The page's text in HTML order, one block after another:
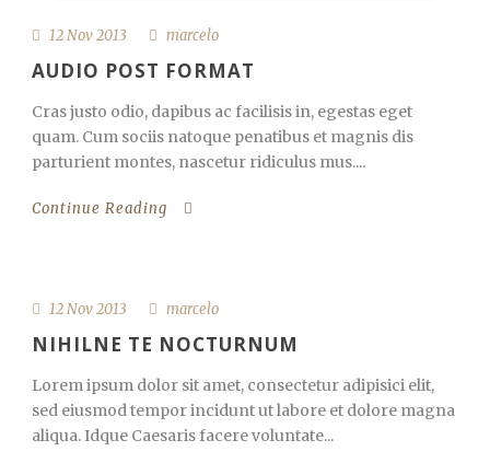
12 Nov 2013 marcelo
AUDIO POST FORMAT
Cras justo odio, dapibus ac facilisis in, egestas eget
quam. Cum sociis natoque penatibus et magnis dis
parturient montes, nascetur ridiculus mus....
Continue Reading
12 Nov 2013 marcelo
NIHILNE TE NOCTURNUM
Lorem ipsum dolor sit amet, consectetur adipisici elit,
sed eiusmod tempor incidunt ut labore et dolore magna
aliqua. Idque Caesaris facere voluntate...